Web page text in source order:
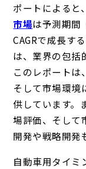
ポートによると
市場は予測期間
CAGRで成長す
は、業界の包括
このレポートは
そして市場環境
供しています。
場評価、そして
開発や戦略開発
自動車用タイミ